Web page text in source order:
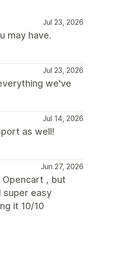
Jul 23, 2026
may have.
Jul 23, 2026
we've
Jul 14, 2026
as well!
Jun 27, 2026
, but
super easy
it 10/10